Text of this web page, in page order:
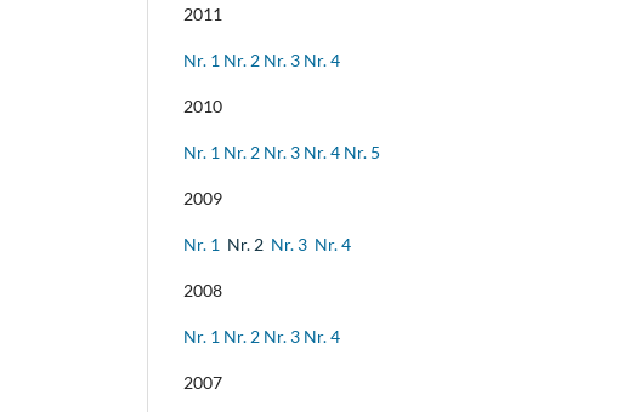
2011
Nr. 1 Nr. 2 Nr. 3 Nr. 4
2010
Nr. 1 Nr. 2 Nr. 3 Nr. 4 Nr. 5
2009
Nr. 1 Nr. 2 Nr. 3 Nr. 4
2008
Nr. 1 Nr. 2 Nr. 3 Nr. 4
2007